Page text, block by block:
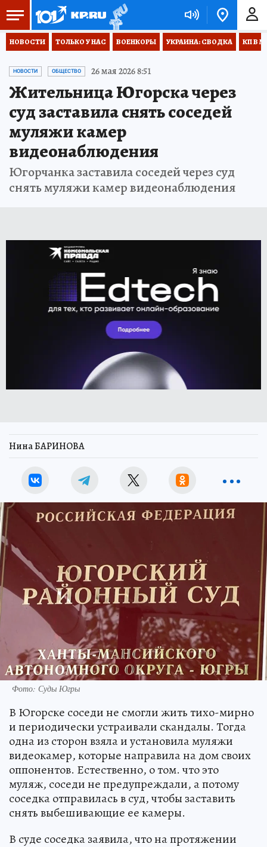
НОВОСТИ ТОЛЬКО У НАС ВОЕНКОРЫ УКРАИНА: СВОДКА КП В
НОВОСТИ ОБЩЕСТВО 26 мая 2026 8:51
Жительница Югорска через
суд заставила снять соседей
муляжи камер
видеонаблюдения
Югорчанка заставила соседей через суд
снять муляжи камер видеонаблюдения
Нина БАРИНОВА
Фото: Суды Югры
В Югорске соседи не смогли жить тихо-мирно
и периодически устраивали скандалы. Тогда
одна из сторон взяла и установила муляжи
видеокамер, которые направила на дом своих
оппонентов. Естественно, о том. что это
муляж, соседи не предупреждали, а потому
соседка отправилась в суд, чтобы заставить
снять выбешивающие ее камеры.
В суде соседка заявила, что на протяжении